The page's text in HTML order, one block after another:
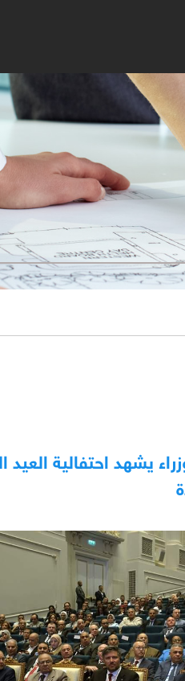
يشهد احتفالية العيد